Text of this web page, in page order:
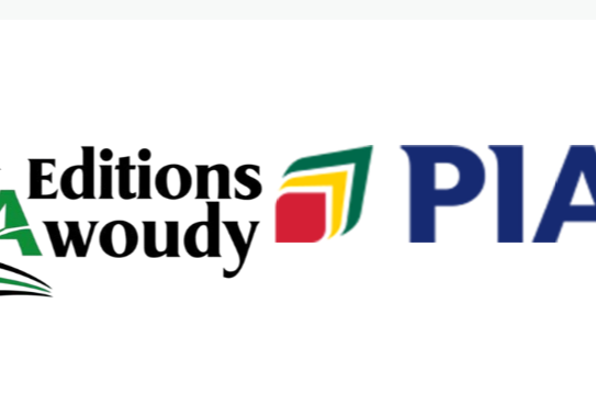
Let's chat on WhatsApp
Bienvenue sur civilemagazine ,
dites nous en quoi nous